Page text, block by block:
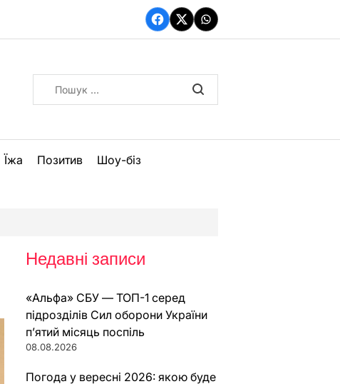
Facebook
TwitterWhatsApp
Їжа Позитив Шоу-біз
Недавні записи
«Альфа» СБУ — ТОП-1 серед
підрозділів Сил оборони України
п’ятий місяць поспіль
08.08.2026
Погода у вересні 2026: якою буде